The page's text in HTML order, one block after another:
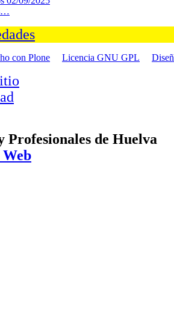
con Plone Licencia GNU GPL
Profesionales de Huelva